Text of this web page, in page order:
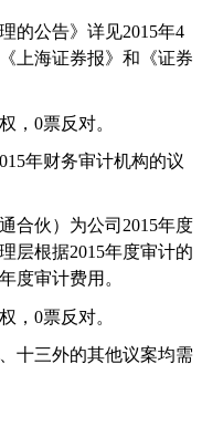
的公告》详见2015年4
上海证券报》和《证券
， 0票反对。
年财务审计机构的议
合伙）为公司 2015年度
层根据2015年度审计的
度审计费用。
， 0票反对。
十三外的其他议案均需